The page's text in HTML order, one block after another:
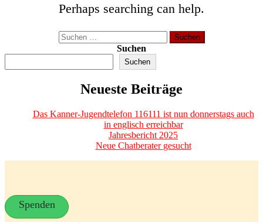
Perhaps searching can help.
Suchen
nach:
Suchen
Suchen
Neueste Beiträge
Das Kanner-Jugendtelefon 116111 ist nun donnerstags auch
in englisch erreichbar
Jahresbericht 2025
Neue Chatberater gesucht
Spenden